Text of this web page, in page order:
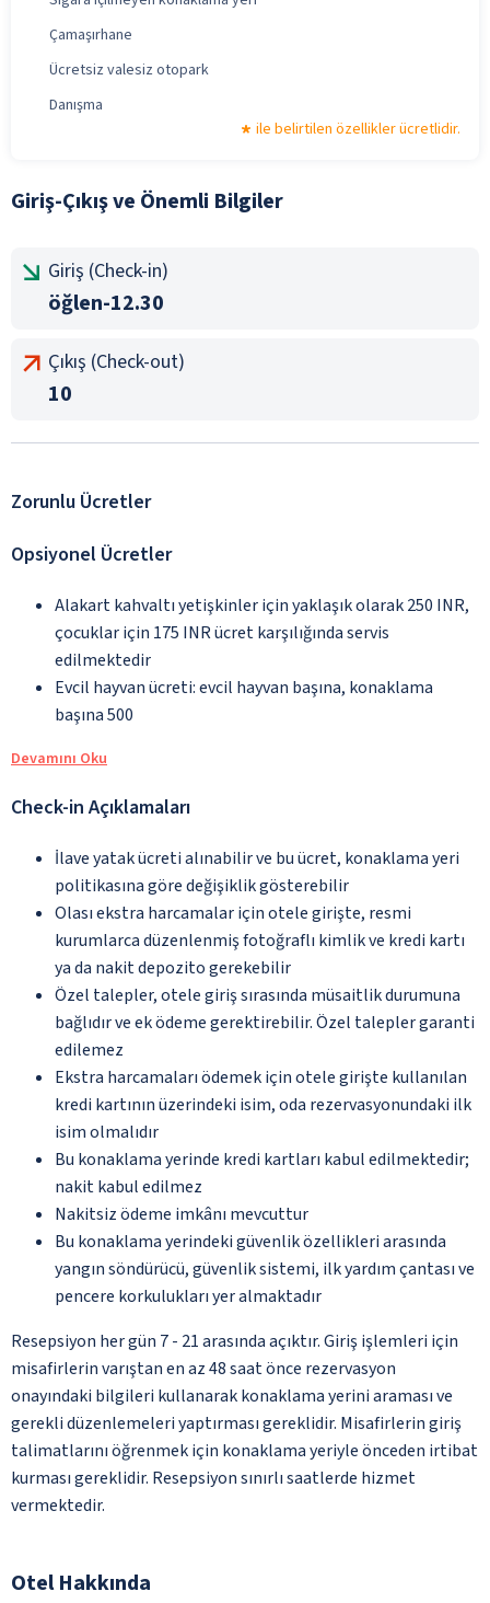
Çamaşırhane
Ücretsiz valesiz otopark
Danışma
ile belirtilen özellikler ücretlidir.
Giriş-Çıkış ve Önemli Bilgiler
Giriş (Check-in)
öğlen-12.30
Çıkış (Check-out)
10
Zorunlu Ücretler
Opsiyonel Ücretler
Alakart kahvaltı yetişkinler için yaklaşık olarak 250 INR,
çocuklar için 175 INR ücret karşılığında servis
edilmektedir
Evcil hayvan ücreti: evcil hayvan başına, konaklama
başına 500
Devamını Oku
Check-in Açıklamaları
İlave yatak ücreti alınabilir ve bu ücret, konaklama yeri
politikasına göre değişiklik gösterebilir
Olası ekstra harcamalar için otele girişte, resmi
kurumlarca düzenlenmiş fotoğraflı kimlik ve kredi kartı
ya da nakit depozito gerekebilir
Özel talepler, otele giriş sırasında müsaitlik durumuna
bağlıdır ve ek ödeme gerektirebilir. Özel talepler garanti
edilemez
Ekstra harcamaları ödemek için otele girişte kullanılan
kredi kartının üzerindeki isim, oda rezervasyonundaki ilk
isim olmalıdır
Bu konaklama yerinde kredi kartları kabul edilmektedir;
nakit kabul edilmez
Nakitsiz ödeme imkânı mevcuttur
Bu konaklama yerindeki güvenlik özellikleri arasında
yangın söndürücü, güvenlik sistemi, ilk yardım çantası ve
pencere korkulukları yer almaktadır
Resepsiyon her gün 7 - 21 arasında açıktır. Giriş işlemleri için
misafirlerin varıştan en az 48 saat önce rezervasyon
onayındaki bilgileri kullanarak konaklama yerini araması ve
gerekli düzenlemeleri yaptırması gereklidir. Misafirlerin giriş
talimatlarını öğrenmek için konaklama yeriyle önceden irtibat
kurması gereklidir. Resepsiyon sınırlı saatlerde hizmet
vermektedir.
Otel Hakkında